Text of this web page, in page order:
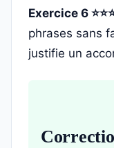
Exercice 6
phrases sans
justifie un